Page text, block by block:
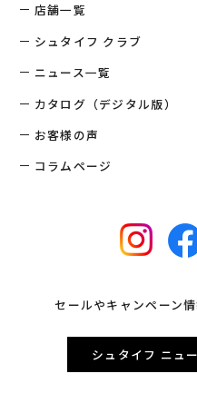
店舗一覧
シュタイフ クラブ
ニュース一覧
カタログ（デジタル版）
お客様の声
コラムページ
セールやキャンペーン
シュタイフ ニュ